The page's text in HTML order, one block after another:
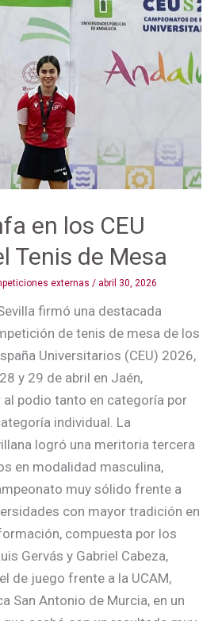
en los CEU
Tenis de Mesa
externas / abril 30, 2026
firmó una destacada
de tenis de mesa de los
Universitarios (CEU) 2026,
y 29 de abril en Jaén,
podio tanto en categoría por
individual. La
logró una meritoria tercera
en modalidad masculina,
muy sólido frente a
con mayor tradición en
compuesta por los
Gervás y Gabriel Cabeza,
de juego frente a la UCAM,
San Antonio de Murcia, en un